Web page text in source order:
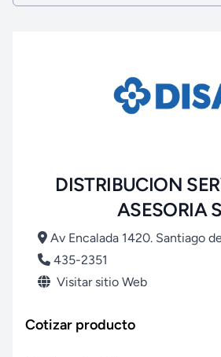
DISTRIBUCION
ASESORIA
Av Encalada 1420. Santiago
435-2351
Visitar sitio Web
Cotizar producto